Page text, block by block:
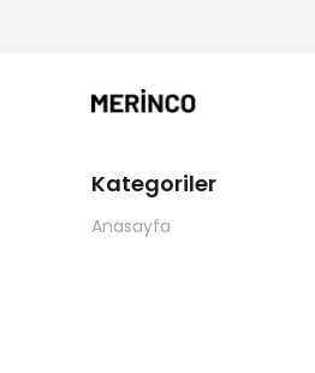
Kategoriler
Anasayfa